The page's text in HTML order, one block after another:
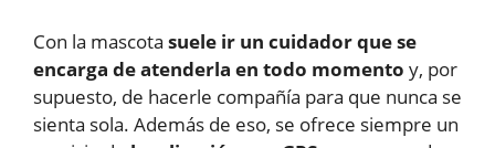
Con la mascota suele ir un cuidador que se
encarga de atenderla en todo momento y, por
supuesto, de hacerle compañía para que nunca se
sienta sola. Además de eso, se ofrece siempre un